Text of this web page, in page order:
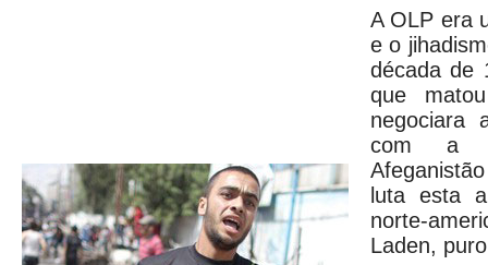
A OLP era
e o
década de
que
negociara
com a
luta esta
norte-
Laden,